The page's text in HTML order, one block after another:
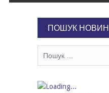
ПОШУК НОВИН